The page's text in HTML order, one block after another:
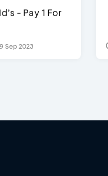
- Pay 1 For
Sep 2023